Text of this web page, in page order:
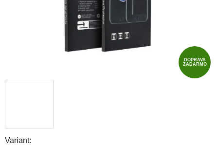
Variant:
DOPRAVA
ZADARMO